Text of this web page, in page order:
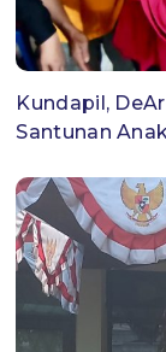
Kundapil,
Santunan